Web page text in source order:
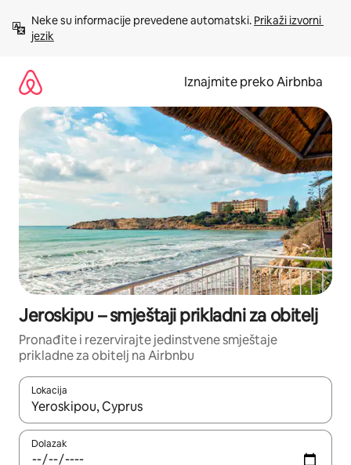
sadržaj
Neke su informacije prevedene automatski. Prikaži izvorni
jezik
Iznajmite preko Airbnba
Jeroskipu – smještaji prikladni za obitelj
Pronađite i rezervirajte jedinstvene smještaje
prikladne za obitelj na Airbnbu
Lokacija
Kada budu dostupni rezultati, moći ćete ih pregledati
Dolazak